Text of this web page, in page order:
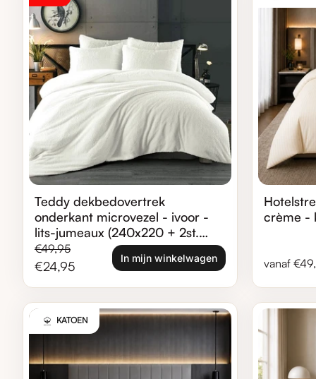
Teddy dekbedovertrek
onderkant microvezel - ivoor -
lits-jumeaux (240x220 + 2st.
60x70 cm)
Normale prijs
€49,95
Verkoopprijs
€24,95
In mijn winkelwagen
crème -
Normale
vanaf
KATOEN
Zoom in